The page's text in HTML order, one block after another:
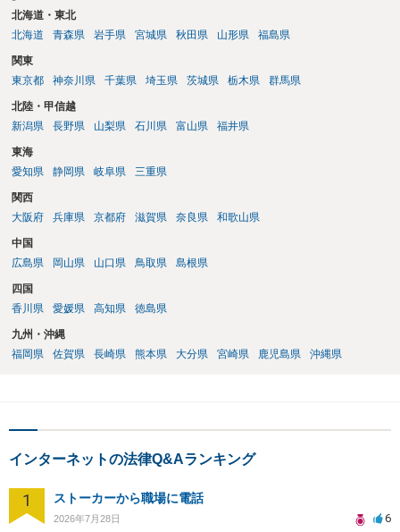
北海道・東北
北海道
青森県 岩手県 宮城県 秋田県 山形県 福島県
関東
東京都
神奈川県 千葉県 埼玉県 茨城県 栃木県 群馬県
北陸・甲信越
新潟県
長野県 山梨県 石川県 富山県 福井県
東海
愛知県
静岡県 岐阜県 三重県
関西
大阪府
兵庫県 京都府 滋賀県 奈良県 和歌山県
中国
広島県
岡山県 山口県 鳥取県 島根県
四国
香川県
愛媛県 高知県 徳島県
九州・沖縄
福岡県
佐賀県 長崎県 熊本県 大分県 宮崎県 鹿児島県 沖縄県
インターネットの法律Q&Aランキング
1 ストーカーから職場に電話
2026年7月28日 6